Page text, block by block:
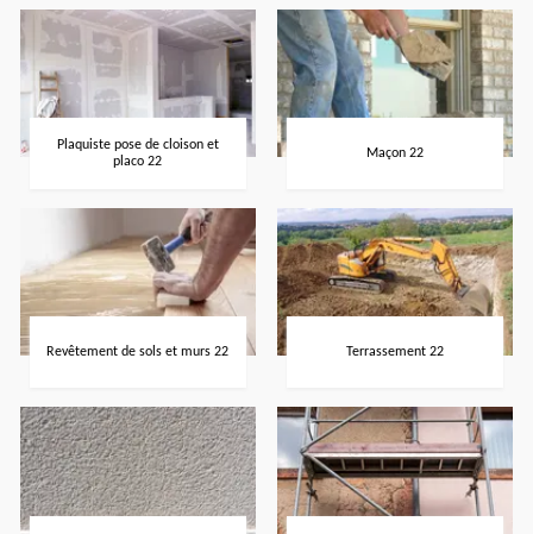
Plaquiste pose de cloison et
placo 22
Maçon 22
Revêtement de sols et murs 22 Terrassement 22